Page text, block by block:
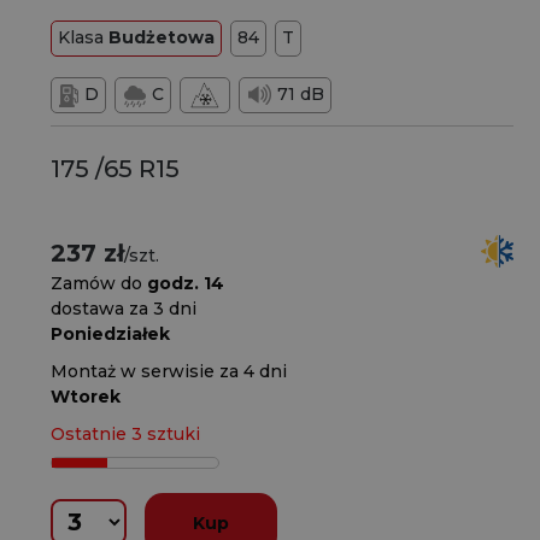
Klasa Budżetowa 84 T
D C 71 dB
175 /65 R15
237 zł/szt.
Zamów do godz. 14
dostawa za 3 dni
Poniedziałek
Montaż w serwisie za 4 dni
Wtorek
Ostatnie 3 sztuki
Kup